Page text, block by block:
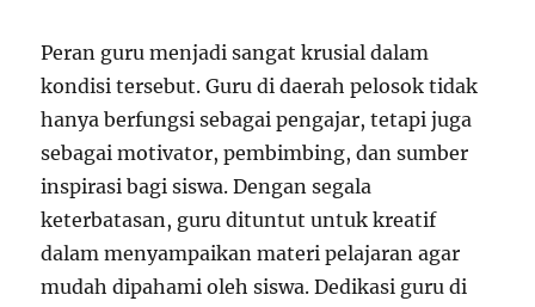
Peran guru menjadi sangat krusial dalam
kondisi tersebut. Guru di daerah pelosok tidak
hanya berfungsi sebagai pengajar, tetapi juga
sebagai motivator, pembimbing, dan sumber
inspirasi bagi siswa. Dengan segala
keterbatasan, guru dituntut untuk kreatif
dalam menyampaikan materi pelajaran agar
mudah dipahami oleh siswa. Dedikasi guru di